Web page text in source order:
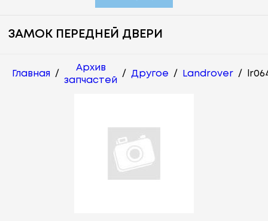
ЗАМОК ПЕРЕДНЕЙ ДВЕРИ
Главная /
Архив
запчастей
/ Другое / Landrover /